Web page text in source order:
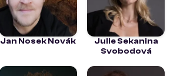
Jan Nosek Novák
Julie Sekanina
Svobodová